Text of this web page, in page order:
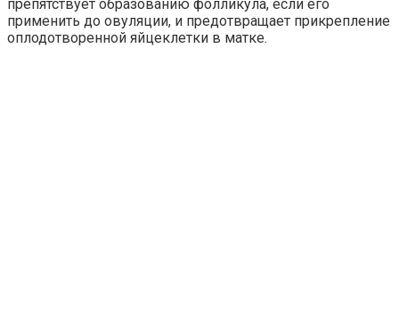
препятствует образованию фолликула, если его
применить до овуляции, и предотвращает прикрепление
оплодотворенной яйцеклетки в матке.